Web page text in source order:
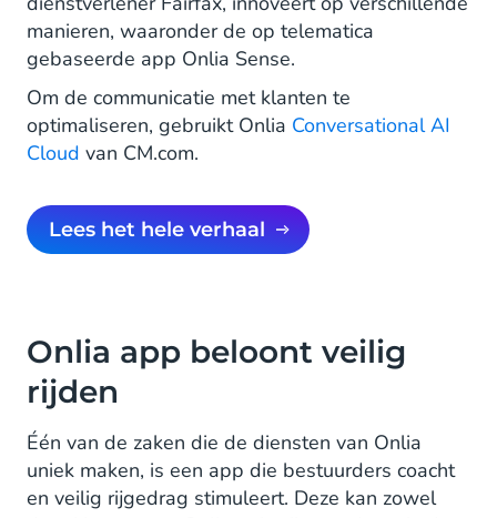
manieren, waaronder de op telematica
gebaseerde app Onlia Sense.
Om de communicatie met klanten te
optimaliseren, gebruikt Onlia Conversational AI
Cloud van CM.com.
Lees het hele verhaal
Onlia app beloont veilig
rijden
Één van de zaken die de diensten van Onlia
uniek maken, is een app die bestuurders coacht
en veilig rijgedrag stimuleert. Deze kan zowel